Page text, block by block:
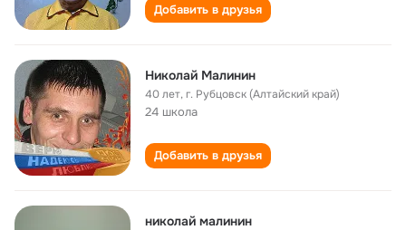
Добавить в друзья
Николай Малинин
40 лет,г. Рубцовск (Алтайский край)
24 школа
Добавить в друзья
николай малинин